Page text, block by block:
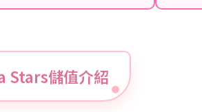
Stars儲值介紹